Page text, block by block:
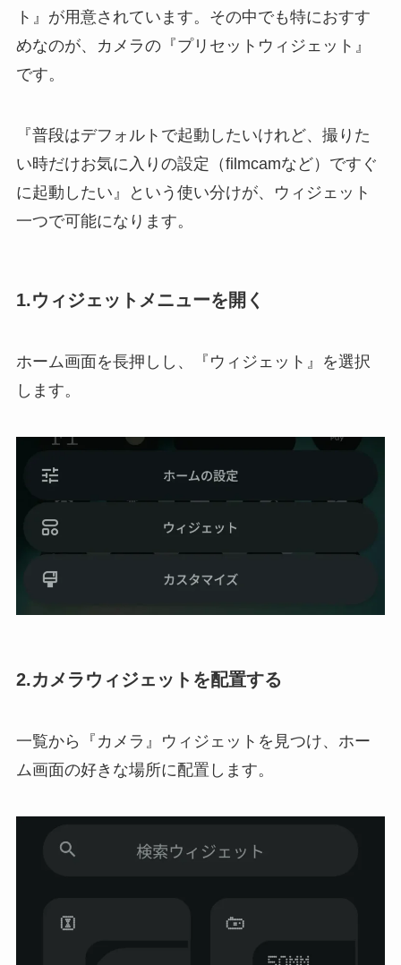
ト』が用意されています。その中でも特におすす
めなのが、カメラの『プリセットウィジェット』
です。
『普段はデフォルトで起動したいけれど、撮りた
い時だけお気に入りの設定（filmcamなど）ですぐ
に起動したい』という使い分けが、ウィジェット
一つで可能になります。
1.ウィジェットメニューを開く
ホーム画面を長押しし、『ウィジェット』を選択
します。
2.カメラウィジェットを配置する
一覧から『カメラ』ウィジェットを見つけ、ホー
ム画面の好きな場所に配置します。